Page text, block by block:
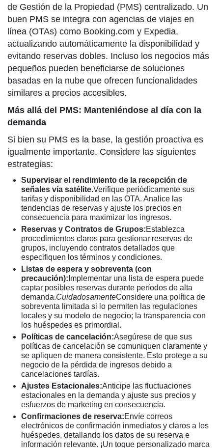
de Gestión de la Propiedad (PMS) centralizado. Un
buen PMS se integra con agencias de viajes en
línea (OTAs) como Booking.com y Expedia,
actualizando automáticamente la disponibilidad y
evitando reservas dobles. Incluso los negocios más
pequeños pueden beneficiarse de soluciones
basadas en la nube que ofrecen funcionalidades
similares a precios accesibles.
Más allá del PMS: Manteniéndose al día con la
demanda
Si bien su PMS es la base, la gestión proactiva es
igualmente importante. Considere las siguientes
estrategias:
Supervisar el rendimiento de la recepción de
señales vía satélite.Verifique periódicamente sus
tarifas y disponibilidad en las OTA. Analice las
tendencias de reservas y ajuste los precios en
consecuencia para maximizar los ingresos.
Reservas y Contratos de Grupos:Establezca
procedimientos claros para gestionar reservas de
grupos, incluyendo contratos detallados que
especifiquen los términos y condiciones.
Listas de espera y sobreventa (con
precaución): Implementar una lista de espera puede
captar posibles reservas durante períodos de alta
demanda.CuidadosamenteConsidere una política de
sobreventa limitada si lo permiten las regulaciones
locales y su modelo de negocio; la transparencia con
los huéspedes es primordial.
Políticas de cancelación:Asegúrese de que sus
políticas de cancelación se comuniquen claramente y
se apliquen de manera consistente. Esto protege a su
negocio de la pérdida de ingresos debido a
cancelaciones tardías.
Ajustes Estacionales:Anticipe las fluctuaciones
estacionales en la demanda y ajuste sus precios y
esfuerzos de marketing en consecuencia.
Confirmaciones de reserva:Envíe correos
electrónicos de confirmación inmediatos y claros a los
huéspedes, detallando los datos de su reserva e
información relevante. ¡Un toque personalizado marca